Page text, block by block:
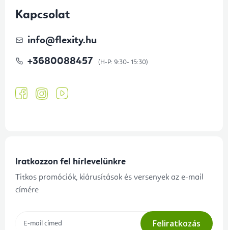
Kapcsolat
info@flexity.hu
+3680088457
Iratkozzon fel hírlevelünkre
Titkos promóciók, kiárusítások és versenyek az e-mail
címére
Feliratkozás